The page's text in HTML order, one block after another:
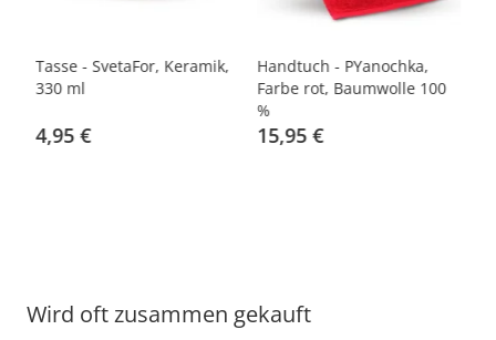
Tasse - SvetaFor, Keramik,
330 ml
4,95 €
Handtuch - PYanochka,
Farbe rot, Baumwolle 100
%
15,95 €
Wird oft zusammen gekauft